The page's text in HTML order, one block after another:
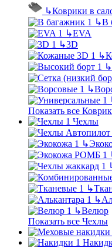
↳Коврики в
↳В
↳EVA
↳3D
↳
↳
↳
Показать все
Чехлы
↳
↳
↳
↳Велюр
Показать все Чехлы